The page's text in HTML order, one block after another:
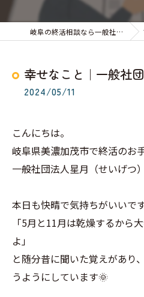
岐阜の終活相談なら一般社団法人星月
幸せなこと｜一般社
2024/05/11
こんにちは。
岐阜県美濃加茂市で終活のお
一般社団法人星月（せいげつ）
本日も快晴で気持ちがいいです
「5月と11月は乾燥するから
よ」
と随分昔に聞いた覚えがあり
うようにしています🌞